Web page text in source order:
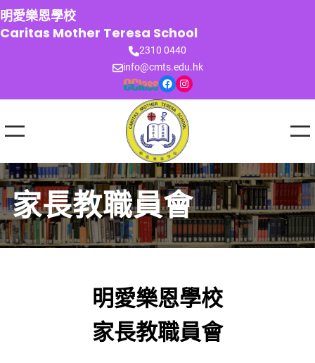
跳
至
主
明愛樂恩學校
Caritas Mother Teresa School
2310 0440
info@cmts.edu.hk
Facebook Instagram
家長教職員會
明愛樂恩學校
家長教職員會